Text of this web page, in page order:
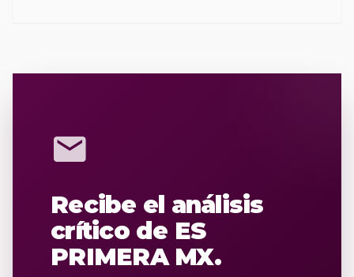
mail
Recibe el análisis
crítico de ES
PRIMERA MX.